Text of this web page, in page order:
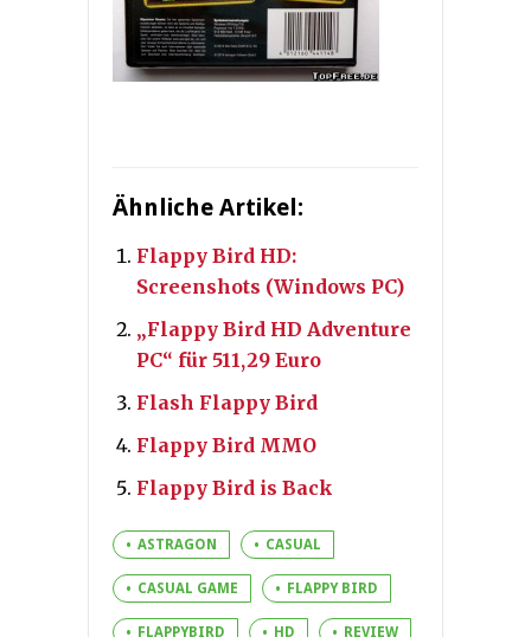
Ähnliche Artikel:
Flappy Bird HD:
Screenshots (Windows PC)
„Flappy Bird HD Adventure
PC“ für 511,29 Euro
Flash Flappy Bird
Flappy Bird MMO
Flappy Bird is Back
ASTRAGON CASUAL
CASUAL GAME FLAPPY BIRD
FLAPPYBIRD HD REVIEW